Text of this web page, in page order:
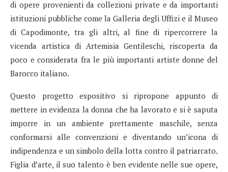
di opere provenienti da collezioni private e da importanti
istituzioni pubbliche come la Galleria degli Uffizi e il Museo
di Capodimonte, tra gli altri, al fine di ripercorrere la
vicenda artistica di Artemisia Gentileschi, riscoperta da
poco e considerata fra le più importanti artiste donne del
Barocco italiano.
Questo progetto espositivo si ripropone appunto di
mettere in evidenza la donna che ha lavorato e si è saputa
imporre in un ambiente prettamente maschile, senza
conformarsi alle convenzioni e diventando un’icona di
indipendenza e un simbolo della lotta contro il patriarcato.
Figlia d’arte, il suo talento è ben evidente nelle sue opere,